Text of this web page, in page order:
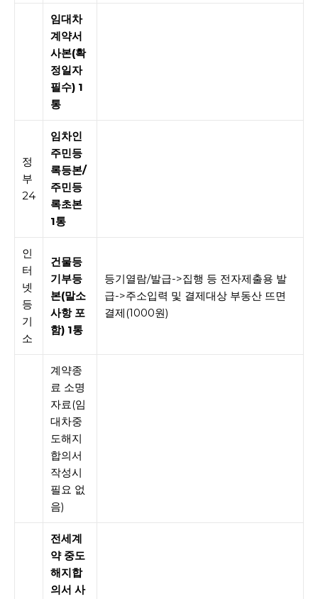
임대차
계약서
사본(확
정일자
필수) 1
통
정
부
24
임차인
주민등
록등본/
주민등
록초본
1통
인
터
넷
등
기
소
건물등
기부등
본(말소
사항 포
함) 1통
등기열람/발급->집행 등 전자제출용 발
급->주소입력 및 결제대상 부동산 뜨면
결제(1000원)
계약종
료 소명
자료(임
대차중
도해지
합의서
작성시
필요 없
음)
전세계
약 중도
해지합
의서 사